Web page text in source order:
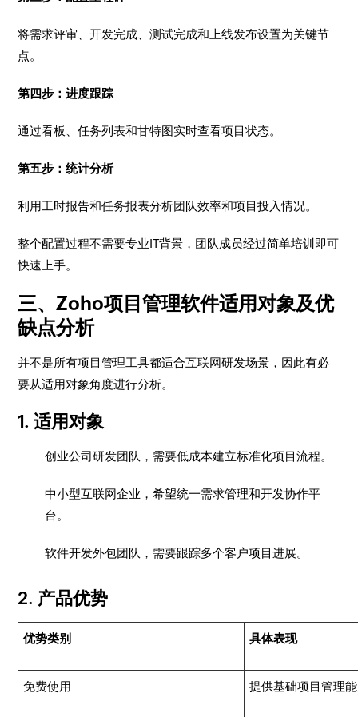
将需求评审、开发完成、测试完成和上线发布设置为关键节
点。
第四步：进度跟踪
通过看板、任务列表和甘特图实时查看项目状态。
第五步：统计分析
利用工时报告和任务报表分析团队效率和项目投入情况。
整个配置过程不需要专业IT背景，团队成员经过简单培训即可
快速上手。
三、Zoho项目管理软件适用对象及优
缺点分析
并不是所有项目管理工具都适合互联网研发场景，因此有必
要从适用对象角度进行分析。
1. 适用对象
创业公司研发团队，需要低成本建立标准化项目流程。
中小型互联网企业，希望统一需求管理和开发协作平
台。
软件开发外包团队，需要跟踪多个客户项目进展。
2. 产品优势
优势类别 具体表现
免费使用 提供基础项目管理